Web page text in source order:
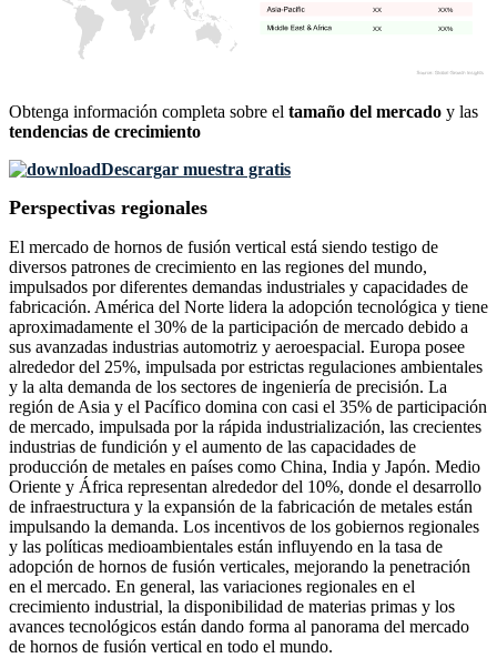
XX%
XX
XX%
XX
Obtenga información completa sobre el tamaño del mercado y las
tendencias de crecimiento
Descargar muestra gratis
Perspectivas regionales
El mercado de hornos de fusión vertical está siendo testigo de
diversos patrones de crecimiento en las regiones del mundo,
impulsados ​​por diferentes demandas industriales y capacidades de
fabricación. América del Norte lidera la adopción tecnológica y tiene
aproximadamente el 30% de la participación de mercado debido a
sus avanzadas industrias automotriz y aeroespacial. Europa posee
alrededor del 25%, impulsada por estrictas regulaciones ambientales
y la alta demanda de los sectores de ingeniería de precisión. La
región de Asia y el Pacífico domina con casi el 35% de participación
de mercado, impulsada por la rápida industrialización, las crecientes
industrias de fundición y el aumento de las capacidades de
producción de metales en países como China, India y Japón. Medio
Oriente y África representan alrededor del 10%, donde el desarrollo
de infraestructura y la expansión de la fabricación de metales están
impulsando la demanda. Los incentivos de los gobiernos regionales
y las políticas medioambientales están influyendo en la tasa de
adopción de hornos de fusión verticales, mejorando la penetración
en el mercado. En general, las variaciones regionales en el
crecimiento industrial, la disponibilidad de materias primas y los
avances tecnológicos están dando forma al panorama del mercado
de hornos de fusión vertical en todo el mundo.